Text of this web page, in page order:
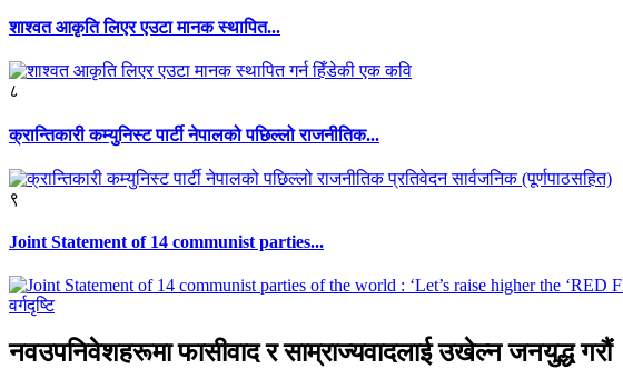
शाश्वत आकृति लिएर एउटा मानक स्थापित...
८
क्रान्तिकारी कम्युनिस्ट पार्टी नेपालको पछिल्लो राजनीतिक...
९
Joint Statement of 14 communist parties...
वर्गदृष्टि
नवउपनिवेशहरूमा फासीवाद र साम्राज्यवादलाई उखेल्न जनयुद्ध गरौं